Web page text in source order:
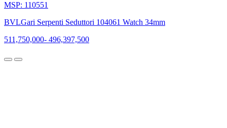
MSP: 110551
BVLGari Serpenti Seduttori 104061 Watch 34mm
511,750,000- 496,397,500